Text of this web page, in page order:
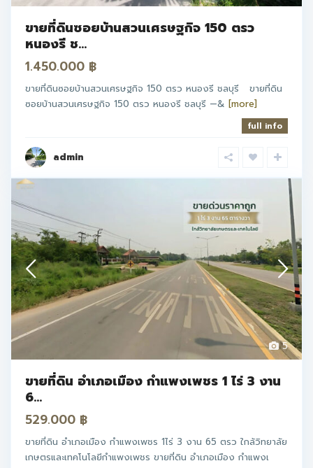
ขายที่ดินซอยบ้านสวนเศรษฐกิจ 150 ตรว
หนองรี ช...
1.450.000 ฿
ขายที่ดินซอยบ้านสวนเศรษฐกิจ 150 ตรว หนองรี ชลบุรี ขายที่ดิน
ซอยบ้านสวนเศรษฐกิจ 150 ตรว หนองรี ชลบุรี —& [more]
full info
admin
5
ขายที่ดิน อำเภอเมือง กำแพงเพชร 1 ไร่ 3 งาน
6...
529.000 ฿
ขายที่ดิน อำเภอเมือง กำแพงเพชร 1ไร่ 3 งาน 65 ตรว ใกล้วิทยาลัย
เกษตรและเทคโนโลยีกำแพงเพชร ขายที่ดิน อำเภอเมือง กำแพงเ